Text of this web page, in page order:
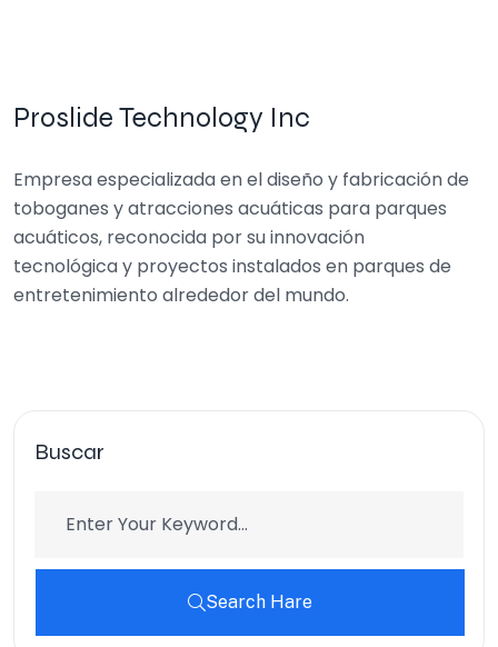
Proslide Technology Inc
Empresa especializada en el diseño y fabricación de
toboganes y atracciones acuáticas para parques
acuáticos, reconocida por su innovación
tecnológica y proyectos instalados en parques de
entretenimiento alrededor del mundo.
Buscar
Search Hare